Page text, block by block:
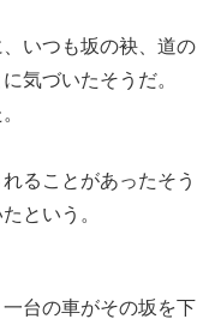
いつも坂の袂、道の
気づいたそうだ。
ることがあったそう
という。
台の車がその坂を下